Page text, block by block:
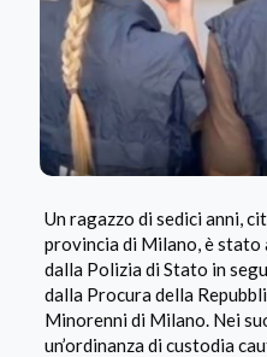
Un ragazzo di sedici anni,
provincia di Milano, è
dalla Polizia di Stato in
dalla Procura della
Minorenni di Milano. Nei
un’ordinanza di custodia